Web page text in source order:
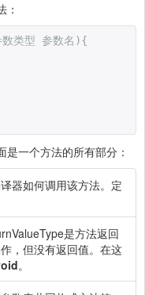
类型 参数名){
一个方法的所有部分：
器如何调用该方法。定
是方法返回
，但没有返回值。在这
。